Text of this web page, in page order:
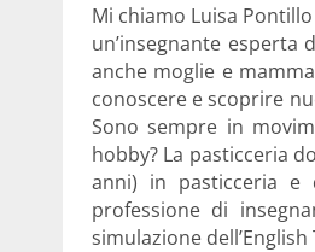
Mi chiamo Luisa
un’insegnante
anche moglie e
conoscere e scoprire
Sono sempre in
hobby? La pasticceria
anni) in pasticceria e
professione di
simulazione